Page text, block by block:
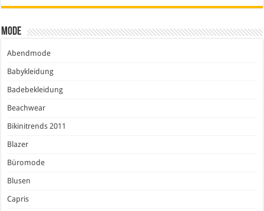
Mode
Abendmode
Babykleidung
Badebekleidung
Beachwear
Bikinitrends 2011
Blazer
Büromode
Blusen
Capris